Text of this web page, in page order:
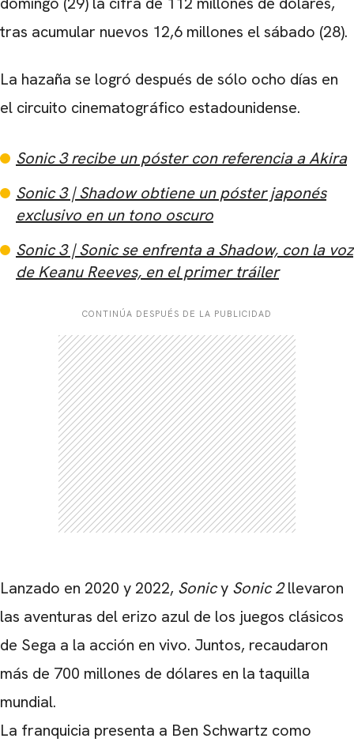
tras acumular nuevos 12,6 millones el sábado (28).
La hazaña se logró después de sólo ocho días en
el circuito cinematográfico estadounidense.
Sonic 3 recibe un póster con referencia a Akira
Sonic 3 | Shadow obtiene un póster japonés
exclusivo en un tono oscuro
Sonic 3 | Sonic se enfrenta a Shadow, con la voz
de Keanu Reeves, en el primer tráiler
CONTINÚA DESPUÉS DE LA PUBLICIDAD
Lanzado en 2020 y 2022, Sonicy Sonic 2llevaron
las aventuras del erizo azul de los juegos clásicos
de Sega a la acción en vivo. Juntos, recaudaron
más de 700 millones de dólares en la taquilla
mundial.
La franquicia presenta a Ben Schwartz como
CARREGANDO PUBLICIDADE